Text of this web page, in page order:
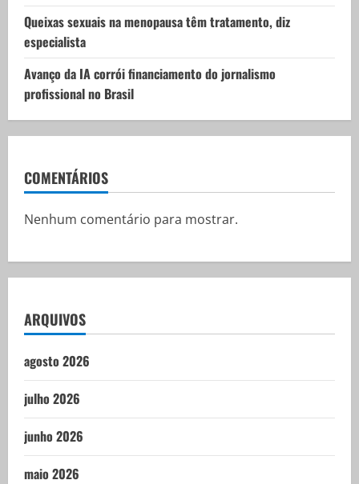
Queixas sexuais na menopausa têm tratamento, diz
especialista
Avanço da IA corrói financiamento do jornalismo
profissional no Brasil
COMENTÁRIOS
Nenhum comentário para mostrar.
ARQUIVOS
agosto 2026
julho 2026
junho 2026
maio 2026